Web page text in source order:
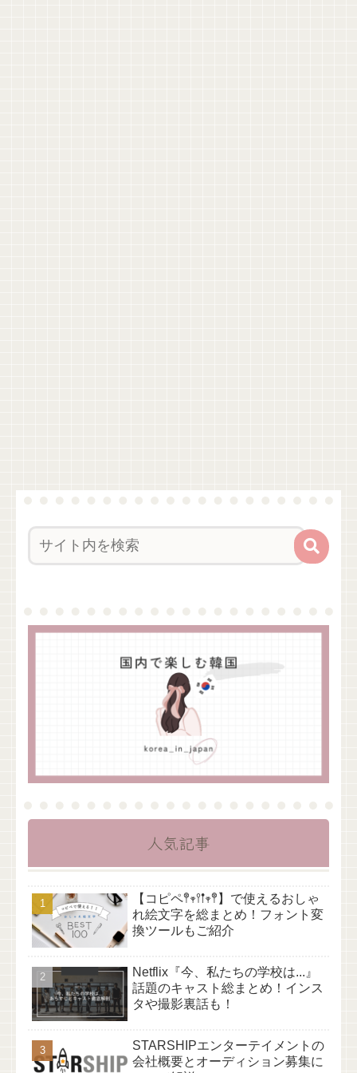
人気記事
【コピペ𖤣𖥧𖥣𖡡𖥧𖤣】で使えるおしゃ
れ絵文字を総まとめ！フォント変
換ツールもご紹介
Netflix『今、私たちの学校は...』
話題のキャスト総まとめ！インス
タや撮影裏話も！
STARSHIPエンターテイメントの
会社概要とオーディション募集に